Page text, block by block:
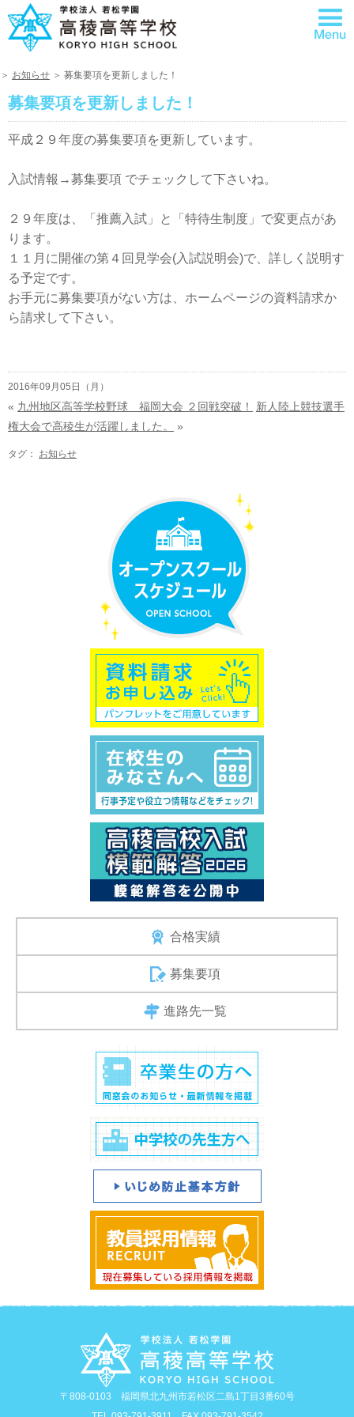
＞ お知らせ ＞ 募集要項を更新しました！
募集要項を更新しました！
平成２９年度の募集要項を更新しています。
入試情報→募集要項 でチェックして下さいね。
２９年度は、「推薦入試」と「特待生制度」で変更点があ
ります。
１１月に開催の第４回見学会(入試説明会)で、詳しく説明す
る予定です。
お手元に募集要項がない方は、ホームページの資料請求か
ら請求して下さい。
2016年09月05日（月）
« 九州地区高等学校野球 福岡大会 ２回戦突破！
新人陸上競技選手
権大会で高稜生が活躍しました。
»
タグ： お知らせ
合格実績
募集要項
進路先一覧
〒808-0103 福岡県北九州市若松区二島1丁目3番60号